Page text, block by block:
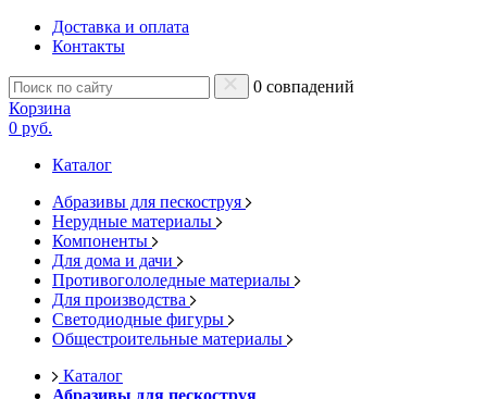
Доставка и оплата
Контакты
0 совпадений
Корзина
0 руб.
Каталог
Абразивы для пескоструя
Нерудные материалы
Компоненты
Для дома и дачи
Противогололедные материалы
Для производства
Светодиодные фигуры
Общестроительные материалы
Каталог
Абразивы для пескоструя